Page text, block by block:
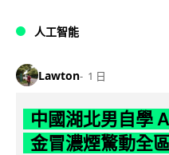
人工智能
Lawton 1 日
中國湖北男自學
金冒濃煙驚動全